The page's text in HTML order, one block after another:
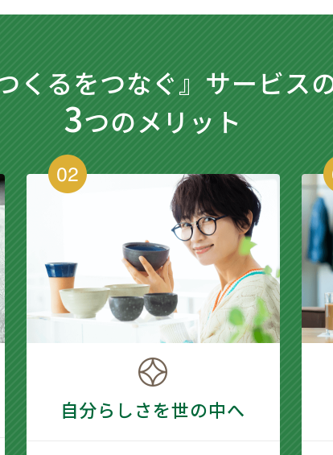
くるをつなぐ』 サービス
3つのメリット
自分らしさを世の中へ